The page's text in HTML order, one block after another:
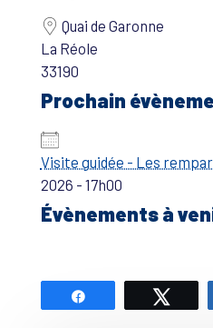
Quai de Garonne
La Réole
33190
Prochain
Visite guidée - Les
2026 - 17h00
Évènements à